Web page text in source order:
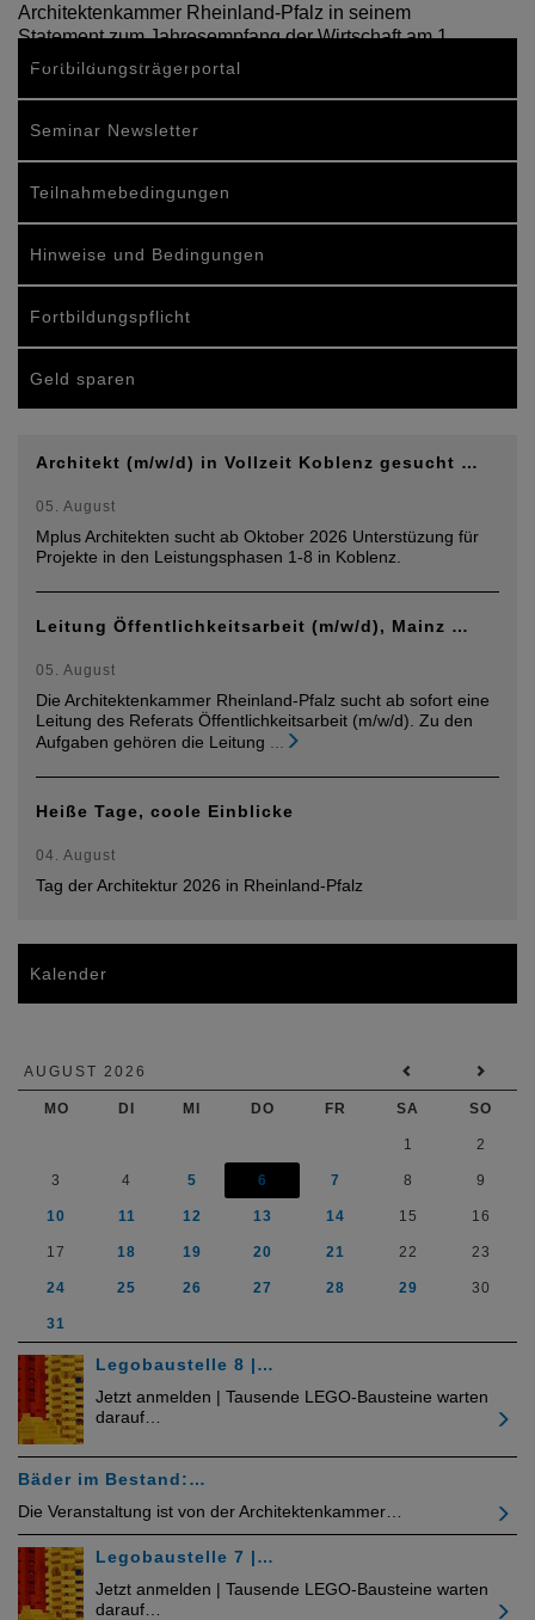
Architektenkammer Rheinland-Pfalz in seinem
Statement zum Jahresempfang der Wirtschaft am 1.
Februar 2006 in der…
Fortbildungsträgerportal
Seminar Newsletter
Teilnahmebedingungen
Hinweise und Bedingungen
Fortbildungspflicht
Geld sparen
Architekt (m/w/d) in Vollzeit Koblenz gesucht …
05. August
Mplus Architekten sucht ab Oktober 2026 Unterstüzung für
Projekte in den Leistungsphasen 1-8 in Koblenz.
Leitung Öffentlichkeitsarbeit (m/w/d), Mainz …
05. August
Die Architektenkammer Rheinland-Pfalz sucht ab sofort eine
Leitung des Referats Öffentlichkeitsarbeit (m/w/d). Zu den
Aufgaben gehören die Leitung
Heiße Tage, coole Einblicke
04. August
Tag der Architektur 2026 in Rheinland-Pfalz
Kalender
AUGUST 2026
MO DI MI DO FR SA SO
1 2
3 4 5 6 7 8 9
10 11 12 13 14 15 16
17 18 19 20 21 22 23
24 25 26 27 28 29 30
31
Legobaustelle 8 |…
Jetzt anmelden | Tausende LEGO-Bausteine warten
darauf…
Bäder im Bestand:…
Die Veranstaltung ist von der Architektenkammer…
Legobaustelle 7 |…
Jetzt anmelden | Tausende LEGO-Bausteine warten
darauf…